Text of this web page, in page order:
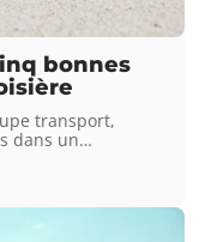
bonnes
transport,
dans un…